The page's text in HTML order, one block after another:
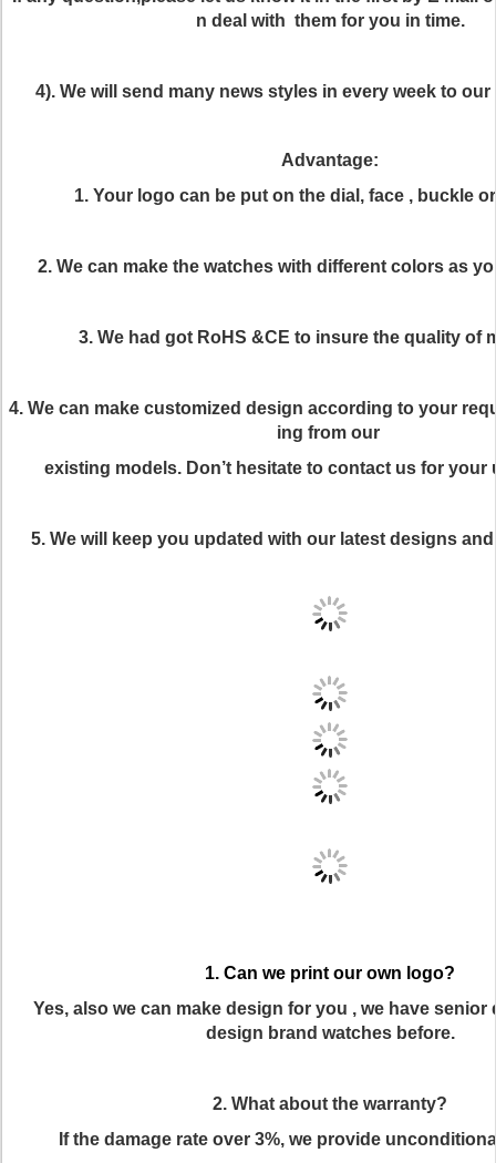
n deal with them for you in time.
4). We will send many news styles in every week to
Advantage:
1. Your logo can be put on the dial, face , buckle
2. We can make the watches with different colors as
3. We had got RoHS &CE to insure the quality of
4. We can make customized design according to your
ing from our
existing models. Don’t hesitate to contact us for your
5. We will keep you updated with our latest designs
1. Can we print our own logo?
Yes, also we can make design for you , we have senior
design brand watches before.
2. What about the warranty?
If the damage rate over 3%, we provide